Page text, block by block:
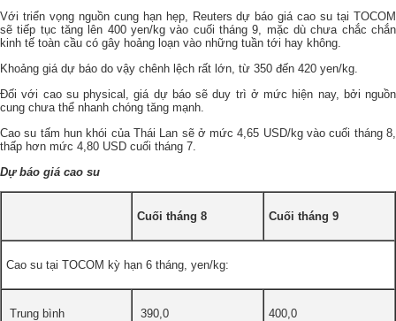
Với triển vọng nguồn cung hạn hẹp, Reuters dự báo giá cao su tại TOCOM
sẽ tiếp tục tăng lên 400 yen/kg vào cuối tháng 9, mặc dù chưa chắc chắn
kinh tế toàn cầu có gây hoảng loạn vào những tuần tới hay không.
Khoảng giá dự báo do vậy chênh lệch rất lớn, từ 350 đến 420 yen/kg.
Đối với cao su physical, giá dự báo sẽ duy trì ở mức hiện nay, bởi nguồn
cung chưa thể nhanh chóng tăng mạnh.
Cao su tấm hun khói của Thái Lan sẽ ở mức 4,65 USD/kg vào cuối tháng 8,
thấp hơn mức 4,80 USD cuối tháng 7.
Dự báo giá cao su
Cuối tháng 8 Cuối tháng 9
Cao su tại TOCOM kỳ hạn 6 tháng, yen/kg:
Trung bình 390,0 400,0